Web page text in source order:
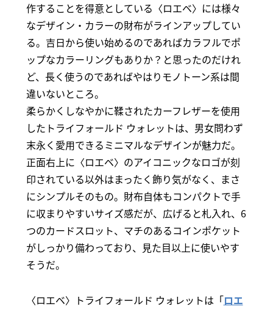
作することを得意としている〈ロエベ〉には様々
なデザイン・カラーの財布がラインアップしてい
る。吉日から使い始めるのであればカラフルでポ
ップなカラーリングもありか？と思ったのだけれ
ど、長く使うのであればやはりモノトーン系は間
違いないところ。
柔らかくしなやかに鞣されたカーフレザーを使用
したトライフォールド ウォレットは、男女問わず
末永く愛用できるミニマルなデザインが魅力だ。
正面右上に〈ロエベ〉のアイコニックなロゴが刻
印されている以外はまったく飾り気がなく、まさ
にシンプルそのもの。財布自体もコンパクトで手
に収まりやすいサイズ感だが、広げると札入れ、6
つのカードスロット、マチのあるコインポケット
がしっかり備わっており、見た目以上に使いやす
そうだ。
〈ロエベ〉トライフォールド ウォレットは「ロエ